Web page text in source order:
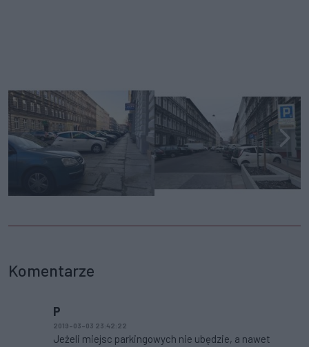
Komentarze
P
2019-03-03 23:42:22
Jeżeli miejsc parkingowych nie ubędzie, a nawet